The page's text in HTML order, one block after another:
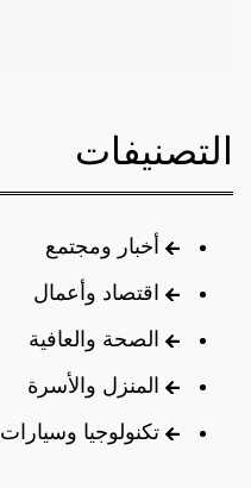
التصنيفات
أخبار ومجتمع
اقتصاد وأعمال
الصحة والعافية
المنزل والأسرة
تكنولوجيا وسيارات